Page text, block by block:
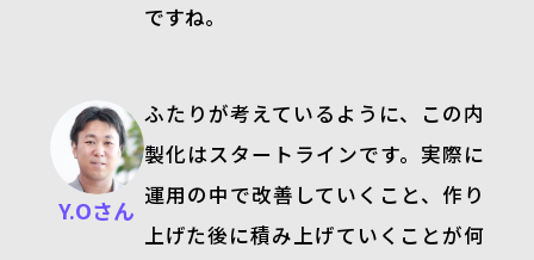
ですね。
Y.Oさん
ふたりが考えているように、この内
製化はスタートラインです。実際に
運用の中で改善していくこと、作り
上げた後に積み上げていくことが何